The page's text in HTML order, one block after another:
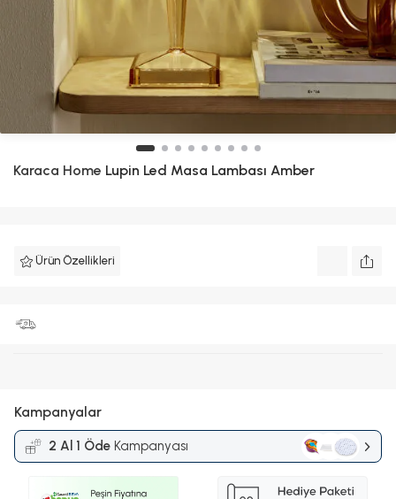
Karaca Home Lupin Led Masa Lambası Amber
Ürün Özellikleri
Kampanyalar
2 Al 1 Öde Kampanyası